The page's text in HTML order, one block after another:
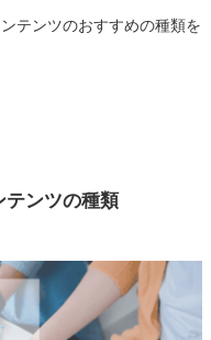
テンツのおすすめの種類を
テンツの種類